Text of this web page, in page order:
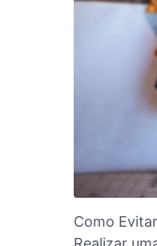
Como